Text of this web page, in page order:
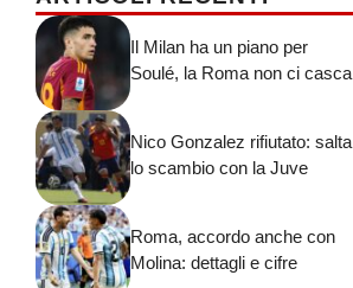
Il Milan ha un piano per
Soulé, la Roma non ci casca
Nico Gonzalez rifiutato: salta
lo scambio con la Juve
Roma, accordo anche con
Molina: dettagli e cifre